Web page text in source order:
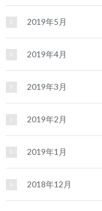
2019年5月
2019年4月
2019年3月
2019年2月
2019年1月
2018年12月